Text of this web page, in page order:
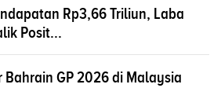
Rp3,66 Triliun, Laba
Posit...
Bahrain GP 2026 di Malaysia